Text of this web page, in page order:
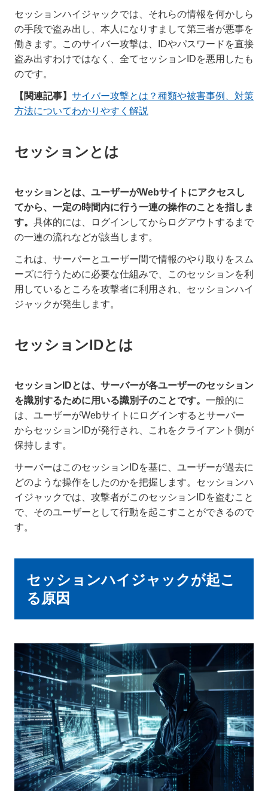
セッションハイジャックでは、それらの情報を何かしら
の手段で盗み出し、本人になりすまして第三者が悪事を
働きます。このサイバー攻撃は、IDやパスワードを直接
盗み出すわけではなく、全てセッションIDを悪用したも
のです。
【関連記事】 サイバー攻撃とは？種類や被害事例、対策
方法についてわかりやすく解説
セッションとは
セッションとは、ユーザーがWebサイトにアクセスし
てから、一定の時間内に行う一連の操作のことを指しま
す。 具体的には、ログインしてからログアウトするまで
の一連の流れなどが該当します。
これは、サーバーとユーザー間で情報のやり取りをスム
ーズに行うために必要な仕組みで、このセッションを利
用しているところを攻撃者に利用され、セッションハイ
ジャックが発生します。
セッションIDとは
セッションIDとは、サーバーが各ユーザーのセッション
を識別するために用いる識別子のことです。 一般的に
は、ユーザーがWebサイトにログインするとサーバー
からセッションIDが発行され、これをクライアント側が
保持します。
サーバーはこのセッションIDを基に、ユーザーが過去に
どのような操作をしたのかを把握します。セッションハ
イジャックでは、攻撃者がこのセッションIDを盗むこと
で、そのユーザーとして行動を起こすことができるので
す。
セッションハイジャックが起こ
る原因